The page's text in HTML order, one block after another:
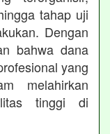
tahap uji
Dengan
bahwa dana
yang
melahirkan
tinggi di